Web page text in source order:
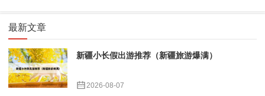
最新文章
新疆小长假出游推荐（新疆旅游爆满）
2026-08-07